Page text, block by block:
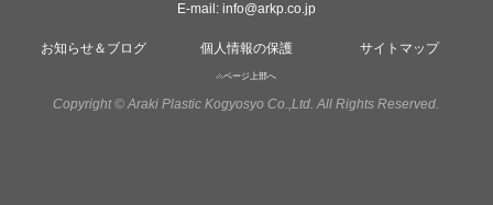
E-mail: info@arkp.co.jp
お知らせ＆ブログ 個人情報の保護 サイトマップ
ページ上部へ
Copyright © Araki Plastic Kogyosyo Co.,Ltd. All Rights Reserved.